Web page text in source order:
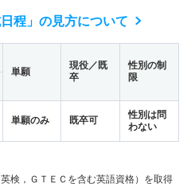
程」の見方について
単願
現役／既
卒
性別の制
限
単願のみ 既卒可
性別は問
わない
検，ＧＴＥＣを含む英語資格）を取得